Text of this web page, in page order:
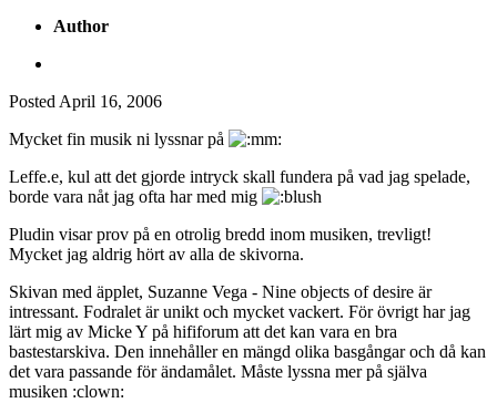
Author
PostedApril 16, 2006
Mycket fin musik ni lyssnar på
Leffe.e, kul att det gjorde intryck skall fundera på vad jag spelade,
borde vara nåt jag ofta har med mig
Pludin visar prov på en otrolig bredd inom musiken, trevligt!
Mycket jag aldrig hört av alla de skivorna.
Skivan med äpplet, Suzanne Vega - Nine objects of desire är
intressant. Fodralet är unikt och mycket vackert. För övrigt har jag
lärt mig av Micke Y på hififorum att det kan vara en bra
bastestarskiva. Den innehåller en mängd olika basgångar och då kan
det vara passande för ändamålet. Måste lyssna mer på själva
musiken :clown: